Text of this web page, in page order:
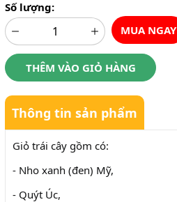
Số lượng:
MUA NGAY
THÊM VÀO GIỎ HÀNG
Thông tin sản phẩm
Giỏ trái cây gồm có:
- Nho xanh (đen) Mỹ,
- Quýt Úc,